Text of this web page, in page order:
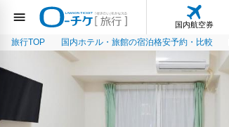
国内航空券
旅行TOP 国内ホテル・旅館の宿泊格安予約・比較